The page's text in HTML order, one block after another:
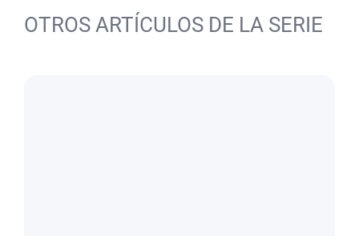
OTROS ARTÍCULOS DE LA SERIE